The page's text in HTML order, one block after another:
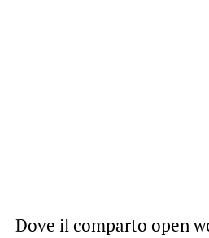
Dove il comparto open